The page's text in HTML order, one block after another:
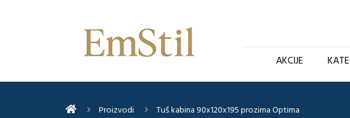
AKCIJE
Proizvodi Tuš kabina 90x120x195 prozirna Optima